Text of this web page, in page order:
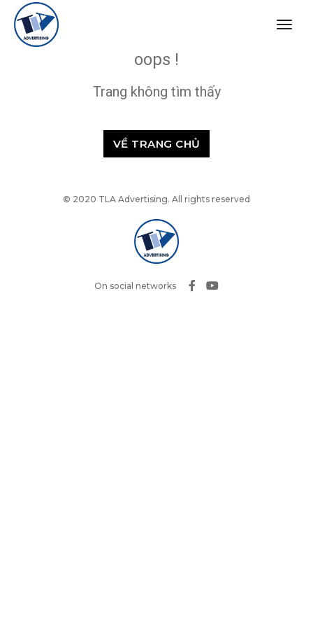
oops !
Trang không tìm thấy
VỀ TRANG CHỦ
© 2020 TLA Advertising. All rights reserved
On social networks